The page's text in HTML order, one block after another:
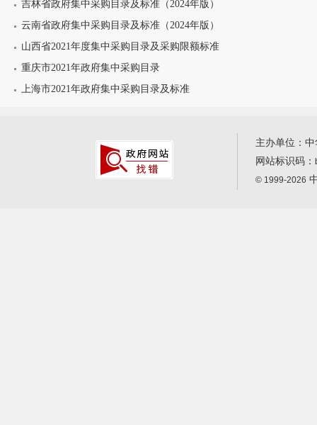
吉林省政府集中采购目录及标准（2024年版）
云南省政府集中采购目录及标准（2024年版）
山西省2021年度集中采购目录及采购限额标准
重庆市2021年政府集中采购目录
上海市2021年政府集中采购目录及标准
主办单位：
网站标识码：
© 1999-2026